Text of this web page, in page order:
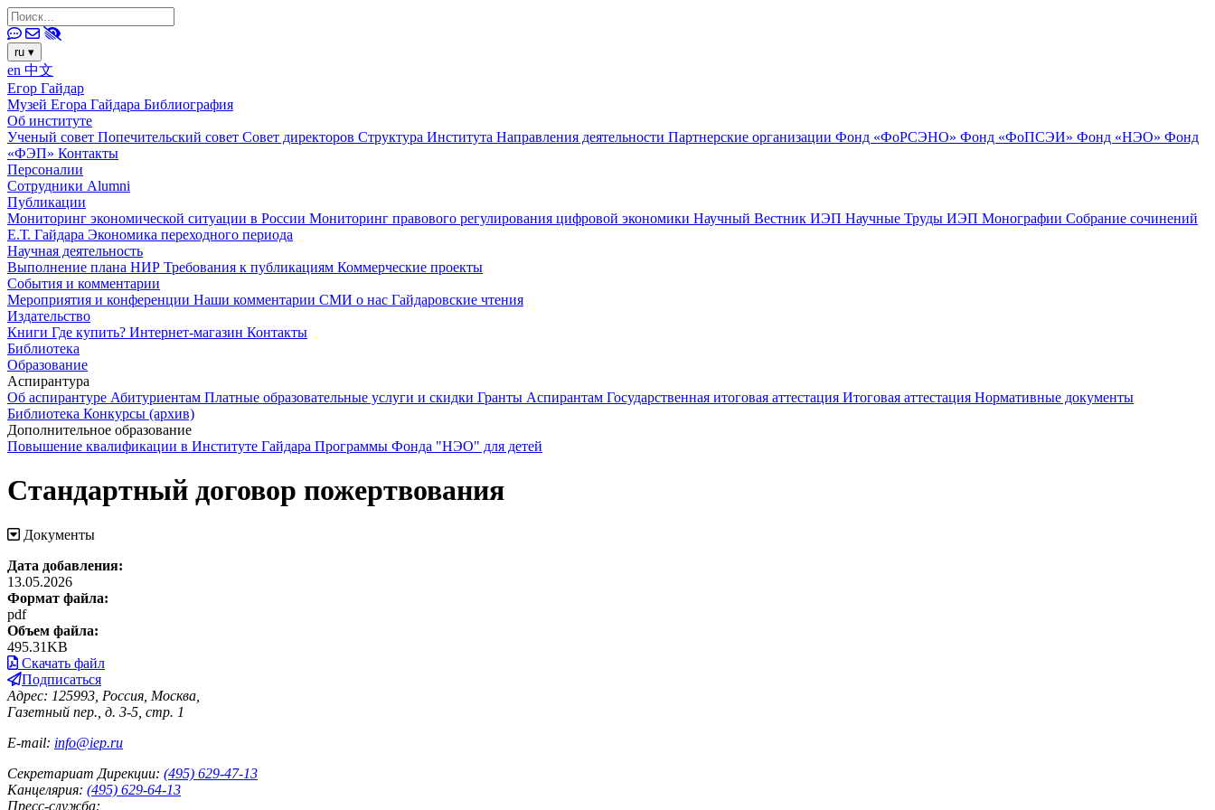
ru ▾
en 中文
Егор Гайдар
Музей Егора Гайдара Библиография
Об институте
Ученый совет Попечительский совет Совет директоров Структура Института Направления деятельности Партнерские организации Фонд «ФоРСЭНО» Фонд «ФоПСЭИ» Фонд «НЭО» Фонд
«ФЭП» Контакты
Персоналии
Сотрудники Alumni
Публикации
Мониторинг экономической ситуации в России Мониторинг правового регулирования цифровой экономики Научный Вестник ИЭП Научные Труды ИЭП Монографии Собрание сочинений
Е.Т. Гайдара Экономика переходного периода
Научная деятельность
Выполнение плана НИР Требования к публикациям Коммерческие проекты
События и комментарии
Мероприятия и конференции Наши комментарии СМИ о нас Гайдаровские чтения
Издательство
Книги Где купить? Интернет-магазин Контакты
Библиотека
Образование
Аспирантура
Об аспирантуре Абитуриентам Платные образовательные услуги и скидки Гранты Аспирантам Государственная итоговая аттестация Итоговая аттестация Нормативные документы
Библиотека Конкурсы (архив)
Дополнительное образование
Повышение квалификации в Институте Гайдара Программы Фонда "НЭО" для детей
Стандартный договор пожертвования
Документы
Дата добавления:
13.05.2026
Формат файла:
pdf
Объем файла:
495.31KB
Скачать файл
Подписаться
Адрес: 125993, Россия, Москва,
Газетный пер., д. 3-5, стр. 1
E-mail: info@iep.ru
Секретариат Дирекции: (495) 629-47-13
Канцелярия: (495) 629-64-13
Пресс-служба: